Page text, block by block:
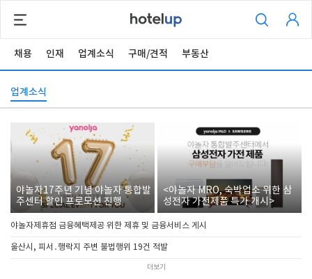
채용 인재 업계소식 구매/견적 부동산
업계소식
야놀자17주년 기념 야놀자 통합발
주센터 할인 프로모션 진행
<야놀자 MRO, 숙박업소 위한 삼
성전자 가전제품 특가 개시>
야놀자제휴점 금융혜택제공 위한 제휴 및 금융서비스 게시
울산시, 피서․행락지 주변 불법행위 19건 적발
더보기